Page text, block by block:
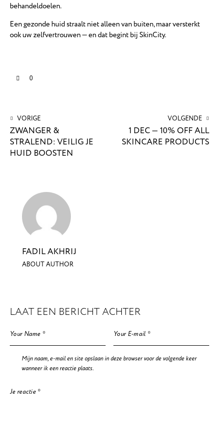
behandeldoelen.
Een gezonde huid straalt niet alleen van buiten, maar versterkt
ook uw zelfvertrouwen — en dat begint bij SkinCity.
0
VORIGE
ZWANGER &
STRALEND: VEILIG JE
HUID BOOSTEN
VOLGENDE
1 DEC — 10% OFF ALL
SKINCARE PRODUCTS
FADIL AKHRIJ
ABOUT AUTHOR
LAAT EEN BERICHT ACHTER
Mijn naam, e-mail en site opslaan in deze browser voor de volgende keer
wanneer ik een reactie plaats.